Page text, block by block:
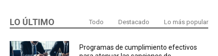
LO ÚLTIMO Todo Destacado Lo más popular
Programas de cumplimiento efectivos